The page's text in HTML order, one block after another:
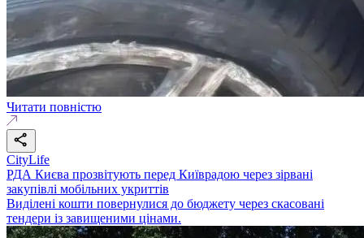
Читати повністю
CityLife
РДА Києва прозвітують перед Київрадою через зірвані
закупівлі мобільних укриттів
Виділені кошти повернулися до бюджету через скасовані
тендери із завищеними цінами.